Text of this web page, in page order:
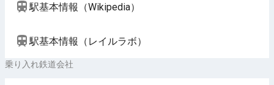
駅基本情報（Wikipedia）
駅基本情報（レイルラボ）
乗り入れ鉄道会社